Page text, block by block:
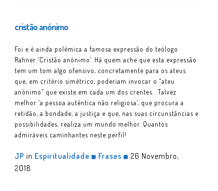
cristão anónimo
Foi e é ainda polémica a famosa expressão do teólogo
Rahner ‘Cristão anónimo’. Há quem ache que esta expressão
tem um tom algo ofensivo, concretamente para os ateus
que, em critério simétrico, poderiam invocar o “ateu
anónimo” que existe em cada um dos crentes. Talvez
melhor ‘a pessoa autêntica não religiosa’, que procura a
retidão, a bondade, a justiça e que, nas suas circunstâncias e
possibilidades, realiza um mundo melhor. Quantos
admiráveis caminhantes neste perfil!
JP in Espiritualidade Frases
26 Novembro,
2018